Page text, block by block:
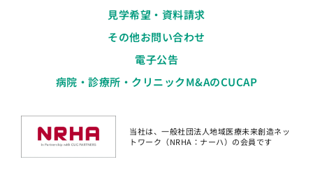
見学希望・資料請求
その他お問い合わせ
電子公告
病院・診療所・クリニックM&AのCUCAP
当社は、一般社団法人地域医療未来創造ネッ
トワーク（NRHA：ナーハ）の会員です